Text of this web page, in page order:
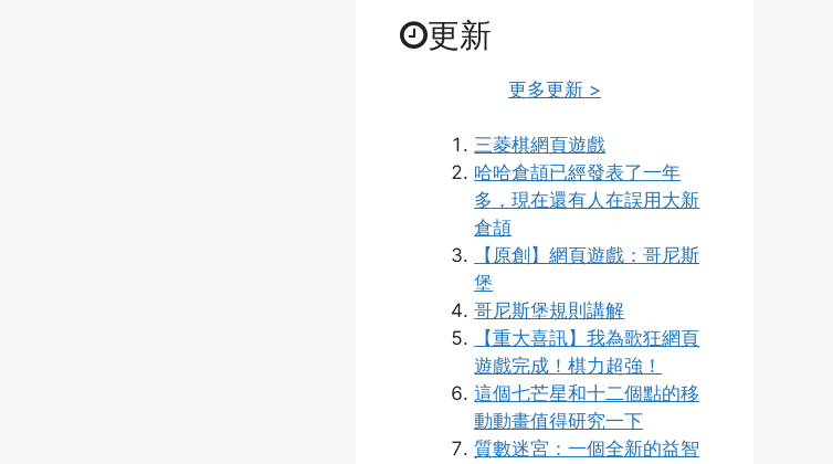
更新
更多更新 >
三菱棋網頁遊戲
哈哈倉頡已經發表了一年
多，現在還有人在誤用大新
倉頡
【原創】網頁遊戲：哥尼斯
堡
哥尼斯堡規則講解
【重大喜訊】我為歌狂網頁
遊戲完成！棋力超強！
這個七芒星和十二個點的移
動動畫值得研究一下
質數迷宮：一個全新的益智